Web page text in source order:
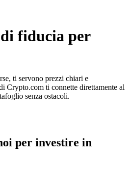
fiducia per
ti servono prezzi chiari e
Crypto.com ti connette direttamente al
senza ostacoli.
per investire in